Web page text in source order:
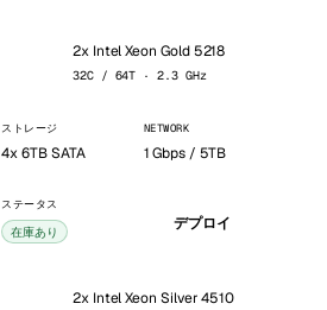
2x Intel Xeon Gold 5218
32C / 64T · 2.3 GHz
ストレージ
4x 6TB SATA
NETWORK
1 Gbps / 5TB
ステータス
在庫あり デプロイ
2x Intel Xeon Silver 4510